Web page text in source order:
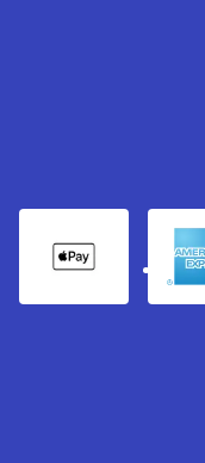
American express
Pay